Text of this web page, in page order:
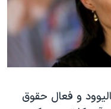
و فعال حقوق